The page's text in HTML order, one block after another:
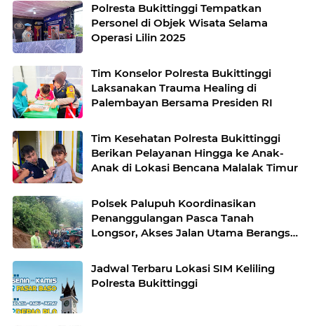
Polresta Bukittinggi Tempatkan
Personel di Objek Wisata Selama
Operasi Lilin 2025
Tim Konselor Polresta Bukittinggi
Laksanakan Trauma Healing di
Palembayan Bersama Presiden RI
Tim Kesehatan Polresta Bukittinggi
Berikan Pelayanan Hingga ke Anak-
Anak di Lokasi Bencana Malalak Timur
Polsek Palupuh Koordinasikan
Penanggulangan Pasca Tanah
Longsor, Akses Jalan Utama Berangsur
Jadwal Terbaru Lokasi SIM Keliling
Polresta Bukittinggi